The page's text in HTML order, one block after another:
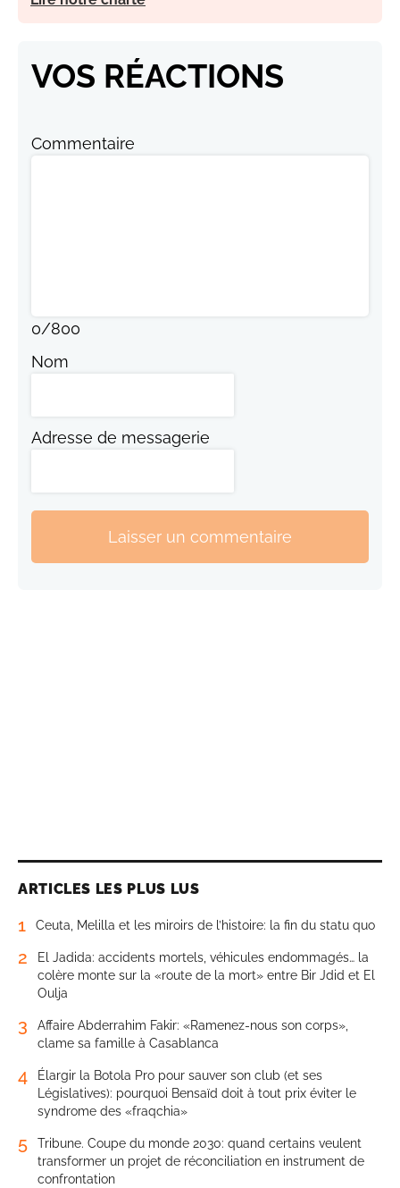
VOS RÉACTIONS
Commentaire
0/800
Nom
Adresse de messagerie
Laisser un commentaire
ARTICLES LES PLUS LUS
1 Ceuta, Melilla et les miroirs de l’histoire: la fin du statu quo
2
El Jadida: accidents mortels, véhicules endommagés… la
colère monte sur la «route de la mort» entre Bir Jdid et El
Oulja
3
Affaire Abderrahim Fakir: «Ramenez-nous son corps»,
clame sa famille à Casablanca
4
Élargir la Botola Pro pour sauver son club (et ses
Législatives): pourquoi Bensaïd doit à tout prix éviter le
syndrome des «fraqchia»
5
Tribune. Coupe du monde 2030: quand certains veulent
transformer un projet de réconciliation en instrument de
confrontation